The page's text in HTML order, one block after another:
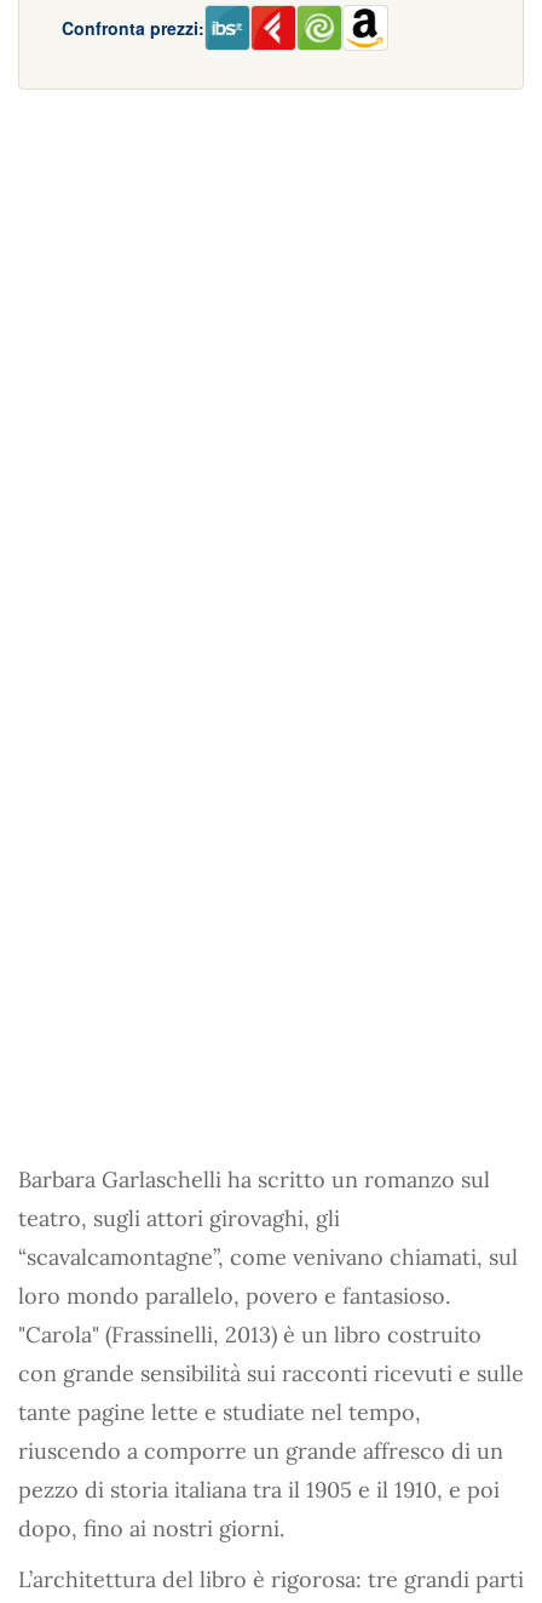
Confronta prezzi:
Barbara Garlaschelli ha scritto un romanzo sul
teatro, sugli attori girovaghi, gli
“scavalcamontagne”, come venivano chiamati, sul
loro mondo parallelo, povero e fantasioso.
"Carola" (Frassinelli, 2013) è un libro costruito
con grande sensibilità sui racconti ricevuti e sulle
tante pagine lette e studiate nel tempo,
riuscendo a comporre un grande affresco di un
pezzo di storia italiana tra il 1905 e il 1910, e poi
dopo, fino ai nostri giorni.
L’architettura del libro è rigorosa: tre grandi parti